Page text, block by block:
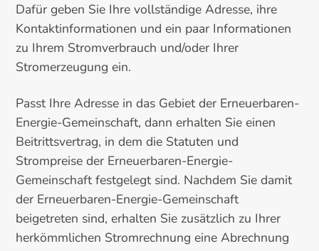
Dafür geben Sie Ihre vollständige Adresse, ihre
Kontaktinformationen und ein paar Informationen
zu Ihrem Stromverbrauch und/oder Ihrer
Stromerzeugung ein.
Passt Ihre Adresse in das Gebiet der Erneuerbaren-
Energie-Gemeinschaft, dann erhalten Sie einen
Beitrittsvertrag, in dem die Statuten und
Strompreise der Erneuerbaren-Energie-
Gemeinschaft festgelegt sind. Nachdem Sie damit
der Erneuerbaren-Energie-Gemeinschaft
beigetreten sind, erhalten Sie zusätzlich zu Ihrer
herkömmlichen Stromrechnung eine Abrechnung